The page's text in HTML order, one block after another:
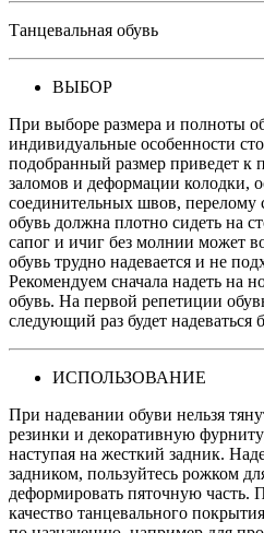
Танцевальная обувь
ВЫБОР
При выборе размера и полноты
индивидуальные особенности
подобранный размер приведет к
заломов и деформации колодки,
соединительных швов, перелому
обувь должна плотно сидеть на
сапог и ичиг без молнии может
обувь трудно надевается и не
Рекомендуем сначала надеть на
обувь. На первой репетиции
следующий раз будет надеваться
ИСПОЛЬЗОВАНИЕ
При надевании обуви нельзя
резинки и декоративную
наступая на жесткий задник.
задником, пользуйтесь рожком
деформировать пяточную часть.
качество танцевального